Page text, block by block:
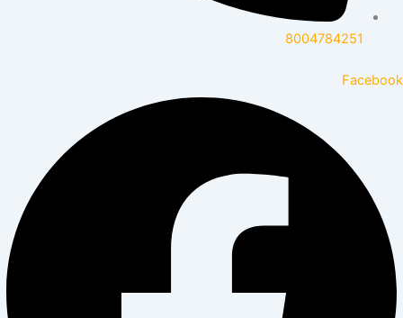
8004784251
Facebook